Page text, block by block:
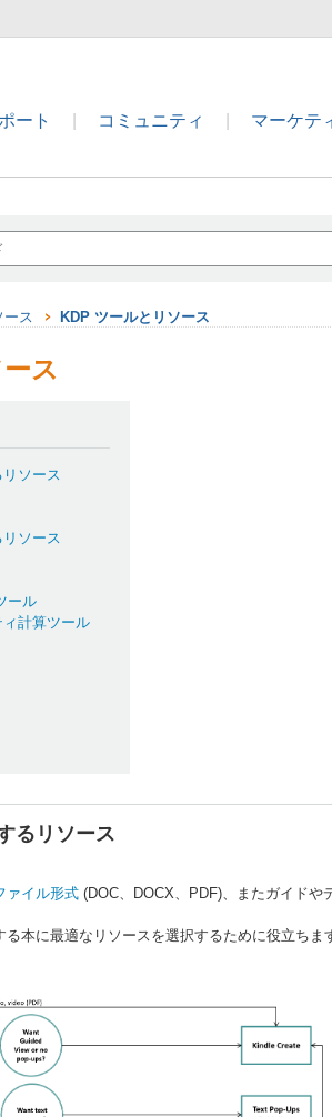
ート コミュニティ マーケテ
ース KDP ツールとリソース
ス
ソース
ソース
ール
計算ツール
るリソース
ァイル形式 (DOC、DOCX、PDF)、またガイドや
本に最適なリソースを選択するために役立ち